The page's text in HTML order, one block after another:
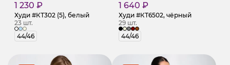
1 230 ₽
Худи #КТ302 (5), белый
23 шт.
44/46
1 640 ₽
Худи #КТ6502, чёрный
29 шт.
44/46